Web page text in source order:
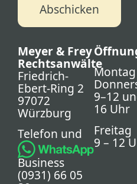
Abschicken
Meyer & Frey
Rechtsanwälte
Friedrich-
Ebert-Ring 2
97072
Würzburg
Telefon und
Business
(0931) 66 05
Montag
9–12
16 Uhr
Freitag
9 – 12